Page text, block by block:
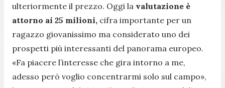
ulteriormente il prezzo. Oggi la valutazione è
attorno ai 25 milioni, cifra importante per un
ragazzo giovanissimo ma considerato uno dei
prospetti più interessanti del panorama europeo.
«Fa piacere l’interesse che gira intorno a me,
adesso però voglio concentrarmi solo sul campo»,